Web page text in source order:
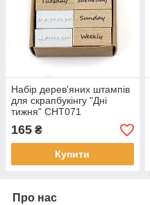
Набір дерев'яних штампів
для скрапбукінгу "Дні
тижня" CHT071
165 ₴
Купити
Про нас